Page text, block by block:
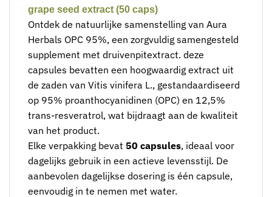
grape seed extract (50 caps)
Ontdek de natuurlijke samenstelling van Aura
Herbals OPC 95%, een zorgvuldig samengesteld
supplement met druivenpitextract. deze
capsules bevatten een hoogwaardig extract uit
de zaden van Vitis vinifera L., gestandaardiseerd
op 95% proanthocyanidinen (OPC) en 12,5%
trans-resveratrol, wat bijdraagt aan de kwaliteit
van het product.
Elke verpakking bevat 50 capsules, ideaal voor
dagelijks gebruik in een actieve levensstijl. De
aanbevolen dagelijkse dosering is één capsule,
eenvoudig in te nemen met water.